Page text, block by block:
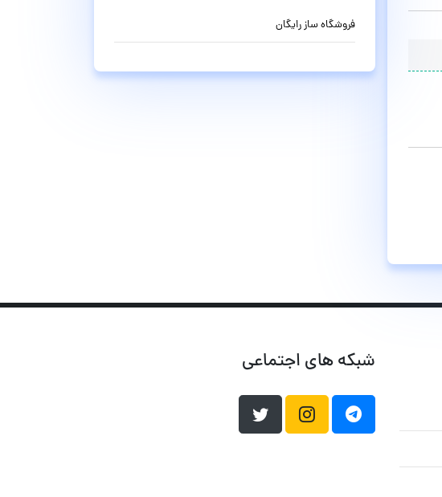
فروشگاه ساز رایگان
شبکه های اجتماعی